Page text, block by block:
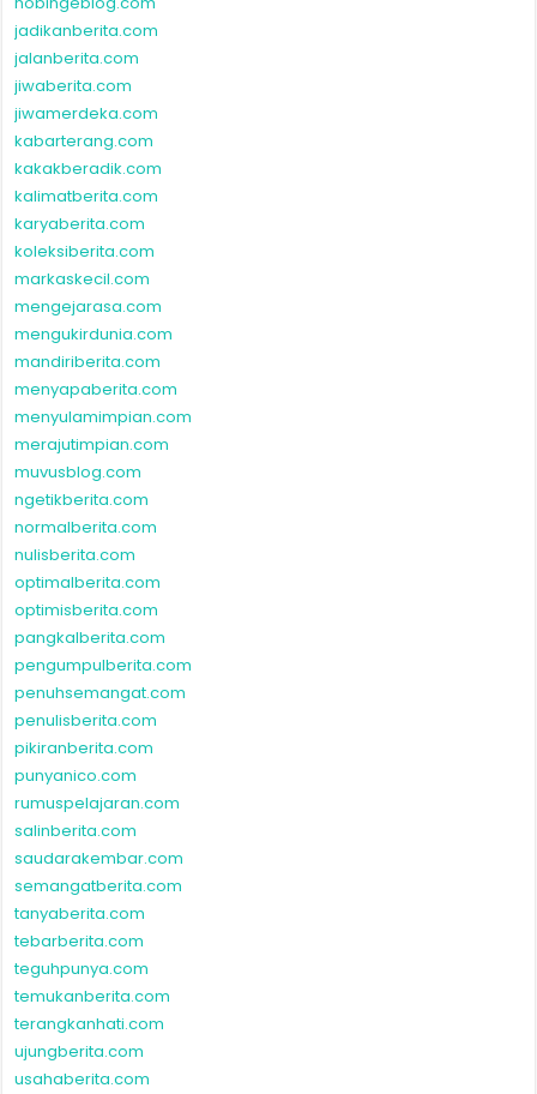
jadikanberita.com
jalanberita.com
jiwaberita.com
jiwamerdeka.com
kabarterang.com
kakakberadik.com
kalimatberita.com
karyaberita.com
koleksiberita.com
markaskecil.com
mengejarasa.com
mengukirdunia.com
mandiriberita.com
menyapaberita.com
menyulamimpian.com
merajutimpian.com
muvusblog.com
ngetikberita.com
normalberita.com
nulisberita.com
optimalberita.com
optimisberita.com
pangkalberita.com
pengumpulberita.com
penuhsemangat.com
penulisberita.com
pikiranberita.com
punyanico.com
rumuspelajaran.com
salinberita.com
saudarakembar.com
semangatberita.com
tanyaberita.com
tebarberita.com
teguhpunya.com
temukanberita.com
terangkanhati.com
ujungberita.com
usahaberita.com